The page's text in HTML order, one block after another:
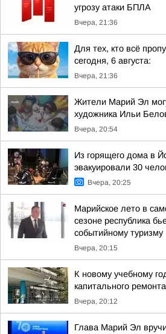
угрозу атаки БПЛА
Вчера, 21:36
Для тех, кто всё
сегодня, 6 августа:
Вчера, 21:36
Жители Марий Эл
художника Ильи
Вчера, 20:54
Из горящего дома в
эвакуировали 30
Вчера, 20:25
Марийское лето в
сезоне республика
событийному туризму
Вчера, 20:15
К новому учебному
капитального
Вчера, 20:12
Глава Марий Эл